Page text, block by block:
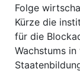
Folge
Kürze die
für die
Wachstums